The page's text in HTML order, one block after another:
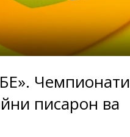
Чемпионати
писарон ва